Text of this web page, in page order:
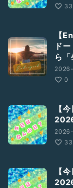
33
【
ド
ら
0
【
33
【